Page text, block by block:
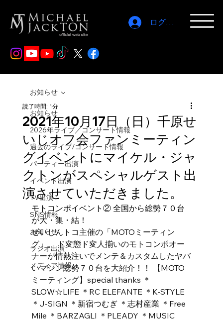
ログイン
お知らせ
2026年ライブ／コンサート情報
過去のライブ/コンサート情報
パーティー出演
イベント出演
TV出演
SNS情報
お知らせ
ラジオ出演
メディア情報
お知らせ
2021年10月17日（日）千原せ
いじオフ会ファンミーティン
グイベントに​マイケル・ジャ
クトンがスペシャルゲスト出
演させていただきました。
読了時間: 1分
モトコンポイベント② 全国から総勢７０台
が大・集・結！
せいじんトコ主催の「MOTOミーティン
グ」。 ド変態ド変人揃いのモトコンポオー
ナーが情熱注いでメンテ＆カスタムしたヤバ
いマシン総勢７０台を大紹介！！ 【MOTO
ミーティング】special thanks ＊
SLOW☆LIFE ＊RC ELEFANTE ＊K-STYLE
＊J-SIGN ＊新宿つむぎ ＊志村産業 ＊Free
Mile ＊BARZAGLI ＊PLEADY ＊MUSIC